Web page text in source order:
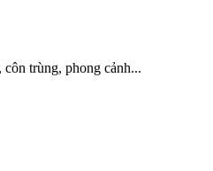
trùng, phong cảnh...